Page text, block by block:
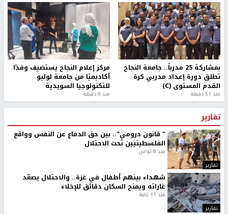
بمشاركة 25 مدرباً.. جامعة النجاح
تطلق دورة إعداد مدربي كرة
القدم المستوى (C)
منذ 51 دقيقة
مركز إعلام النجاح يستضيف وفدًا
أكاديميًا من جامعة لوليو
للتكنولوجيا السويدية
منذ 9 دقيقة
تقارير
تقارير
" قانون درومي".. بين حق الدفاع عن النفس وواقع
الفلسطينيين تحت الاحتلال
منذ 8 ثواني
تقارير
شهداء بينهم أطفال في غزة.. والاحتلال يصعّد
غاراته ويمنح السكان دقائق للإخلاء
منذ 11 ثانية